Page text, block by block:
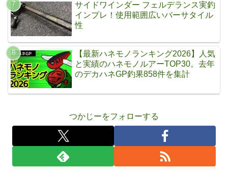
サイドワインダー フェルデランス実釣
インプレ！使用範囲広いバーサタイル
性
【最新ハネモノランキング2026】人気
と実績のハネモノルアーTOP30。去年
のデカハネGP釣果858件を集計
つかじーをフォローする